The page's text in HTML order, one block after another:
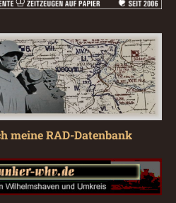
meine RAD-Datenbank